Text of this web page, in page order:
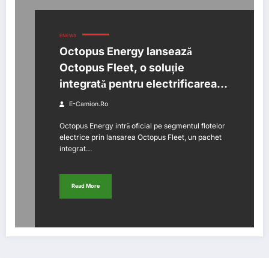
ENEWS
Octopus Energy lansează
Octopus Fleet, o soluție
integrată pentru electrificarea
flotelor
E-Camion.ro
Octopus Energy intră oficial pe segmentul flotelor
electrice prin lansarea Octopus Fleet, un pachet
integrat…
Read More